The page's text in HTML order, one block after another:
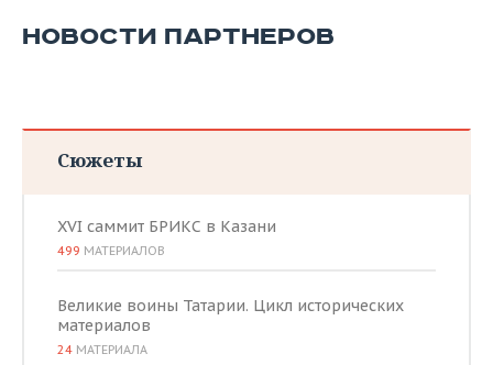
НОВОСТИ ПАРТНЕРОВ
Сюжеты
XVI саммит БРИКС в Казани
499 МАТЕРИАЛОВ
Великие воины Татарии. Цикл исторических
материалов
24 МАТЕРИАЛА